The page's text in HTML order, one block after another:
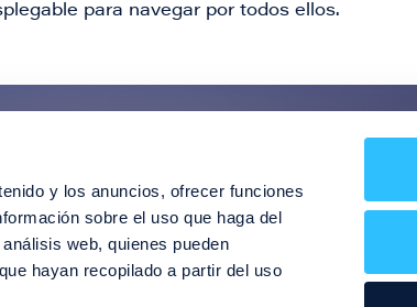
y los anuncios, ofrecer funciones
sobre el uso que haga del
web, quienes pueden
hayan recopilado a partir del uso
para navegar por todos ellos.
novedades!
eventos y mucho más